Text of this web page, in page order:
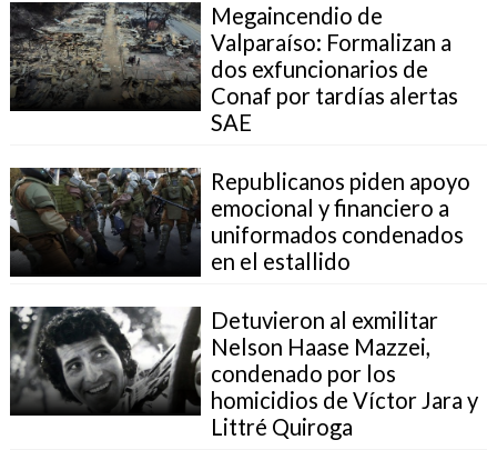
Megaincendio de
Valparaíso: Formalizan a
dos exfuncionarios de
Conaf por tardías alertas
SAE
Republicanos piden apoyo
emocional y financiero a
uniformados condenados
en el estallido
Detuvieron al exmilitar
Nelson Haase Mazzei,
condenado por los
homicidios de Víctor Jara y
Littré Quiroga